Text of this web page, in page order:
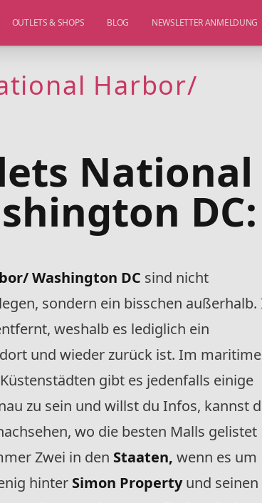
OUTLETS & SHOPS BLOG NEWSLETTER ANMELDUNG
Harbor/
National
DC:
Washington DC sind nicht
sondern ein bisschen außerhalb.
weshalb es lediglich ein
und wieder zurück ist. Im
gibt es jedenfalls einige
zu sein und willst du Infos, kannst
wo die besten Malls gelistet
Zwei in den Staaten, wenn es um
hinter Simon Propertyund seinen